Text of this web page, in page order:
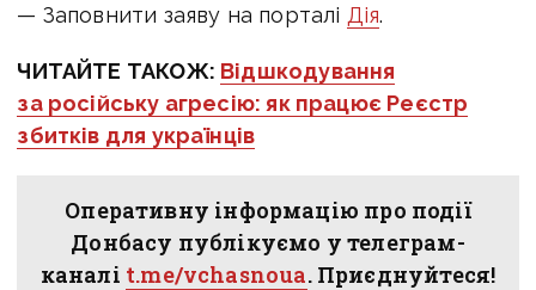
— Заповнити заяву на порталі Дія.
ЧИТАЙТЕ ТАКОЖ: Відшкодування
за російську агресію: як працює Реєстр
збитків для українців
Оперативну інформацію про події
Донбасу публікуємо у телеграм-
каналі t.me/vchasnoua. Приєднуйтеся!